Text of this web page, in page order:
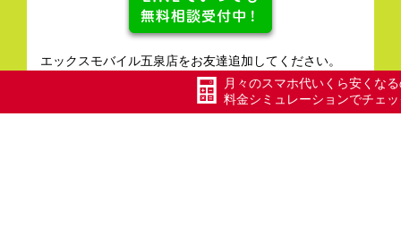
月々のスマホ代いくら安くな
料金シミュレーションでチェ
エックスモバイル五泉店をお友達追加してください。
LINEでいつでもご相談ください。